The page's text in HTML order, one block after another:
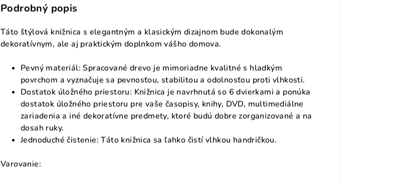
Podrobný popis
Táto štýlová knižnica s elegantným a klasickým dizajnom bude dokonalým
dekoratívnym, ale aj praktickým doplnkom vášho domova.
Pevný materiál: Spracované drevo je mimoriadne kvalitné s hladkým
povrchom a vyznačuje sa pevnosťou, stabilitou a odolnosťou proti vlhkosti.
Dostatok úložného priestoru: Knižnica je navrhnutá so 6 dvierkami a ponúka
dostatok úložného priestoru pre vaše časopisy, knihy, DVD, multimediálne
zariadenia a iné dekoratívne predmety, ktoré budú dobre zorganizované a na
dosah ruky.
Jednoduché čistenie: Táto knižnica sa ľahko čistí vlhkou handričkou.
Varovanie: